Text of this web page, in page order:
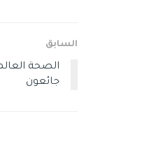
السابق
الصحة
جائعون